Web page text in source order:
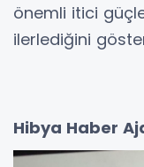
önemli itici
ilerlediğini
Hibya Haber